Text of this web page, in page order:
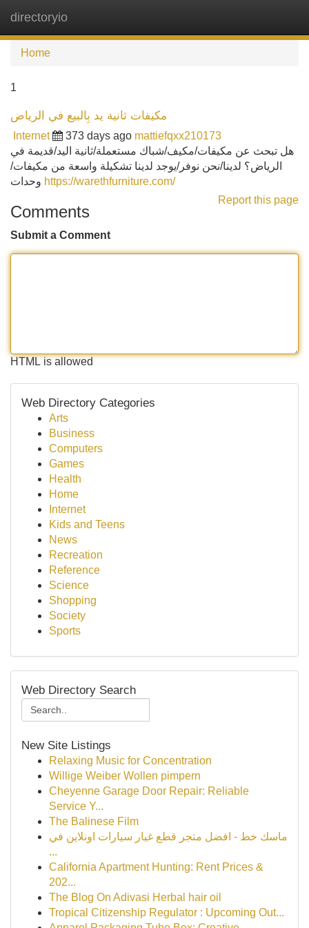
directoryio
Home
1
مكيفات ثانية يد بِالبيع في الرياض
Internet 373 days ago mattiefqxx210173
هل تبحث عن مكيفات/مكيف/شباك مستعملة/ثانية اليد/قديمة في
الرياض؟ لدينا/نحن نوفر/يوجد لدينا تشكيلة واسعة من مكيفات/
https://warethfurniture.com/
Report this page
Comments
Submit a Comment
HTML is allowed
Web Directory Categories
Arts
Business
Computers
Games
Health
Home
Internet
Kids and Teens
News
Recreation
Reference
Science
Shopping
Society
Sports
Web Directory Search
New Site Listings
Relaxing Music for Concentration
Willige Weiber Wollen pimpern
Cheyenne Garage Door Repair: Reliable
Service Y...
The Balinese Film
ماسك خط - افضل متجر قطع غيار سيارات اونلاين في
...
California Apartment Hunting: Rent Prices &
202...
The Blog On Adivasi Herbal hair oil
Tropical Citizenship Regulator : Upcoming Out...